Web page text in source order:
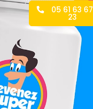
05 61 63 67
23